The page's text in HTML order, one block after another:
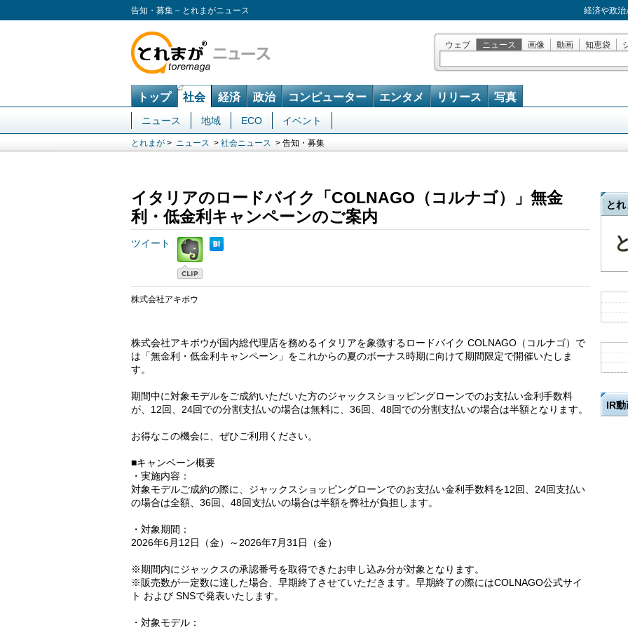
告知・募集 – とれまがニュース 経済や政
ウェブ ニュース 画像 動画 知恵袋
トップ 社会 経済 政治 コンピューター エンタメ リリース 写真
ニュース 地域 ECO イベント
とれまが > ニュース > 社会ニュース > 告知・募集
イタリアのロードバイク「COLNAGO（コルナゴ）」無金
利・低金利キャンペーンのご案内
ツイート
株式会社アキボウ
株式会社アキボウが国内総代理店を務めるイタリアを象徴するロードバイク COLNAGO（コルナゴ）で
は「無金利・低金利キャンペーン」をこれからの夏のボーナス時期に向けて期間限定で開催いたしま
す。
期間中に対象モデルをご成約いただいた方のジャックスショッピングローンでのお支払い金利手数料
が、12回、24回での分割支払いの場合は無料に、36回、48回での分割支払いの場合は半額となります。
お得なこの機会に、ぜひご利用ください。
■キャンペーン概要
・実施内容：
対象モデルご成約の際に、ジャックスショッピングローンでのお支払い金利手数料を12回、24回支払い
の場合は全額、36回、48回支払いの場合は半額を弊社が負担します。
・対象期間：
2026年6月12日（金）～2026年7月31日（金）
※期間内にジャックスの承認番号を取得できたお申し込み分が対象となります。
※販売数が一定数に達した場合、早期終了させていただきます。早期終了の際にはCOLNAGO公式サイ
ト および SNSで発表いたします。
・対象モデル：
とれ
IR動